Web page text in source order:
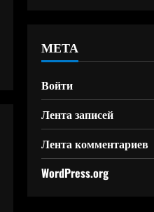
МЕТА
Войти
Лента записей
Лента комментариев
WordPress.org